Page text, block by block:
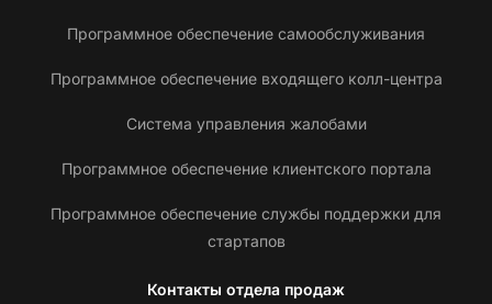
Программное обеспечение самообслуживания
Программное обеспечение входящего колл-центра
Система управления жалобами
Программное обеспечение клиентского портала
Программное обеспечение службы поддержки для
стартапов
Контакты отдела продаж